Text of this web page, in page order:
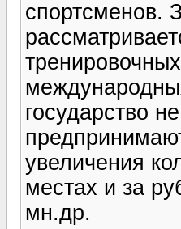
спортсменов.
государство
увеличения
местах и за
мн.др.